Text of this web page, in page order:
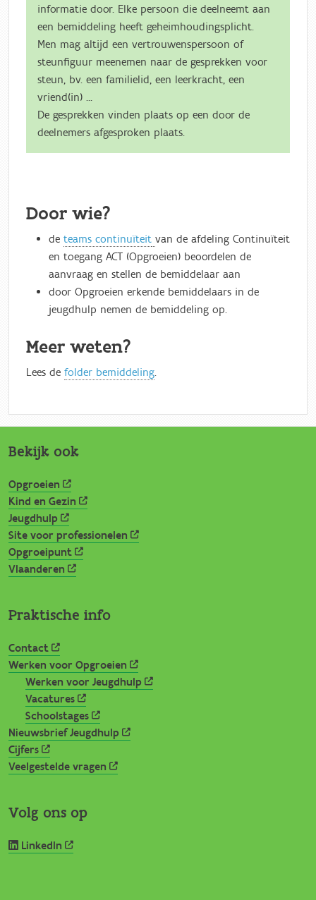
informatie door. Elke persoon die deelneemt aan
een bemiddeling heeft geheimhoudingsplicht.
Men mag altijd een vertrouwenspersoon of
steunfiguur meenemen naar de gesprekken voor
steun, bv. een familielid, een leerkracht, een
vriend(in) …
De gesprekken vinden plaats op een door de
deelnemers afgesproken plaats.
Door wie?
de teams continuïteit van de afdeling Continuïteit
en toegang ACT (Opgroeien) beoordelen de
aanvraag en stellen de bemiddelaar aan
door Opgroeien erkende bemiddelaars in de
jeugdhulp nemen de bemiddeling op.
Meer weten?
Lees de folder bemiddeling.
Bekijk ook
Opgroeien
Kind en Gezin
Jeugdhulp
Site voor professionelen
Opgroeipunt
Vlaanderen
Praktische info
Contact
Werken voor Opgroeien
Werken voor Jeugdhulp
Vacatures
Schoolstages
Nieuwsbrief Jeugdhulp
Cijfers
Veelgestelde vragen
Volg ons op
LinkedIn